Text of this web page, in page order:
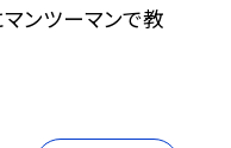
ンツーマンで教